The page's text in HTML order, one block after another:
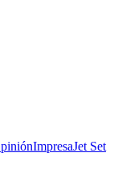
ImpresaJet Set